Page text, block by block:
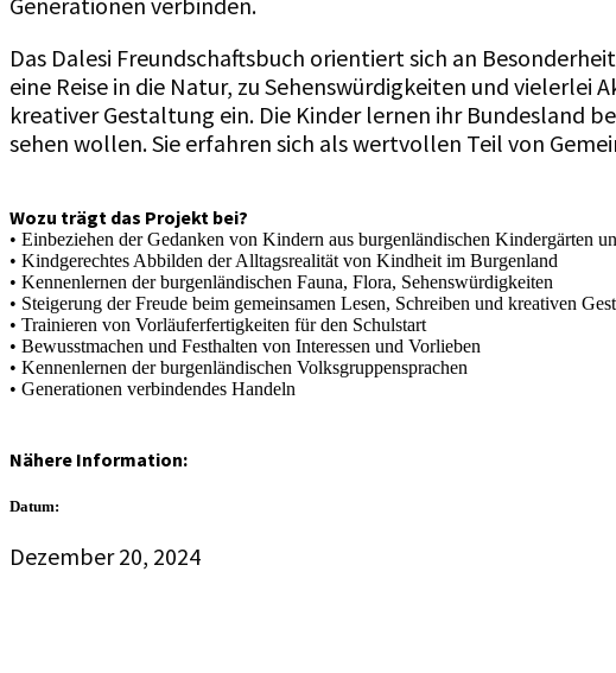
Das Dalesi Freundschaftsbuch orientiert sich an
eine Reise in die Natur, zu Sehenswürdigkeiten und
kreativer Gestaltung ein. Die Kinder lernen ihr Bundesland
sehen wollen. Sie erfahren sich als wertvollen Teil von
Wozu trägt das Projekt bei?
• Einbeziehen derGedanken von Kindern aus burgenländischen Kindergärten
• Kindgerechtes Abbilden der Alltagsrealität von Kindheit im Burgenland
• Kennenlernen der burgenländischen Fauna, Flora, Sehenswürdigkeiten
• Steigerung der Freude beim gemeinsamen Lesen, Schreiben und kreativen
• Trainieren von Vorläuferfertigkeiten für den Schulstart
• Bewusstmachen und Festhalten von Interessen und Vorlieben
• Kennenlernen derburgenländischen Volksgruppensprachen
• Generationen verbindendes Handeln
Nähere Information:
Datum:
Dezember 20, 2024